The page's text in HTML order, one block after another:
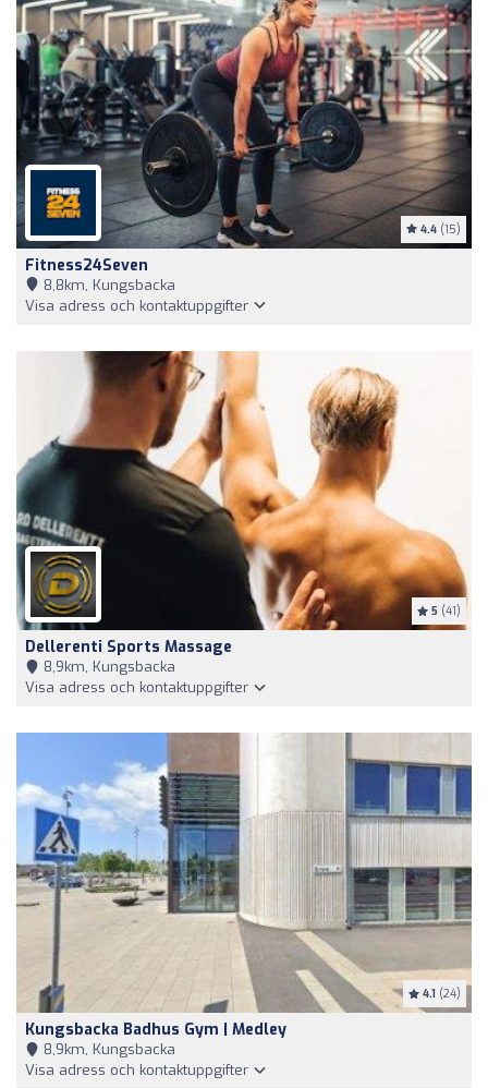
4.4 (15)
Fitness24Seven
8,8km, Kungsbacka
Visa adress och kontaktuppgifter
5 (41)
Dellerenti Sports Massage
8,9km, Kungsbacka
Visa adress och kontaktuppgifter
4.1 (24)
Kungsbacka Badhus Gym | Medley
8,9km, Kungsbacka
Visa adress och kontaktuppgifter